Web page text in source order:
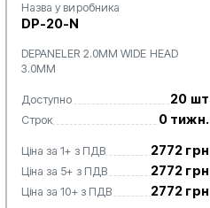
Назва у виробника
DP-20-N
DEPANELER 2.0MM WIDE HEAD
3.0MM
Доступно 20 шт
Строк 0 тижн.
Ціна за 1+ з ПДВ 2772 грн
Ціна за 5+ з ПДВ 2772 грн
Ціна за 10+ з ПДВ 2772 грн